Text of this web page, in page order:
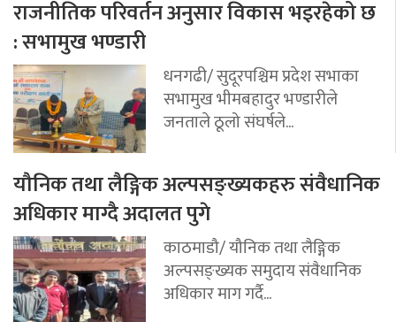
राजनीतिक परिवर्तन अनुसार विकास भइरहेको छ
: सभामुख भण्डारी
धनगढी/ सुदूरपश्चिम प्रदेश सभाका
सभामुख भीमबहादुर भण्डारीले
जनताले ठूलो संघर्षले...
यौनिक तथा लैङ्गिक अल्पसङ्ख्यकहरु संवैधानिक
अधिकार माग्दै अदालत पुगे
काठमाडौ/ यौनिक तथा लैङ्गिक
अल्पसङ्ख्यक समुदाय संवैधानिक
अधिकार माग गर्दै...